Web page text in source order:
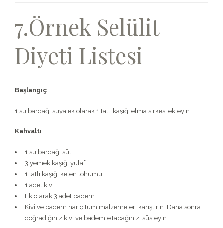
7.Örnek Selülit
Diyeti Listesi
Başlangıç
1 su bardağı suya ek olarak 1 tatlı kaşığı elma sirkesi ekleyin.
Kahvaltı
1 su bardağı süt
3 yemek kaşığı yulaf
1 tatlı kaşığı keten tohumu
1 adet kivi
Ek olarak 3 adet badem
Kivi ve badem hariç tüm malzemeleri karıştırın. Daha sonra
doğradığınız kivi ve bademle tabağınızı süsleyin.